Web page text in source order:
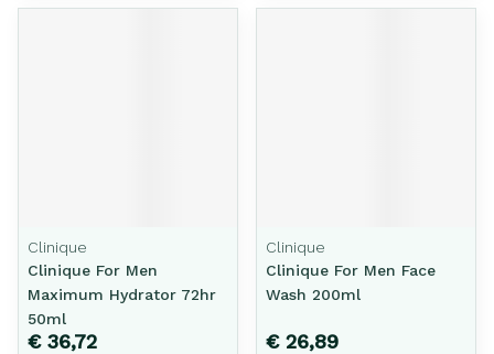
Clinique
Clinique For Men
Maximum Hydrator 72hr
50ml
€ 36,72
Clinique
Clinique For Men Face
Wash 200ml
€ 26,89